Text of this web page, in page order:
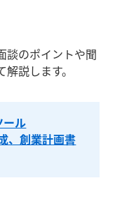
談のポイントや聞
説します。
ール
、創業計画書